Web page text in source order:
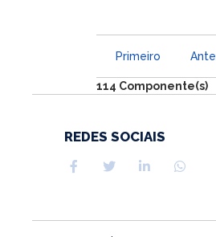
Primeiro
114 Componente(s)
REDES SOCIAIS